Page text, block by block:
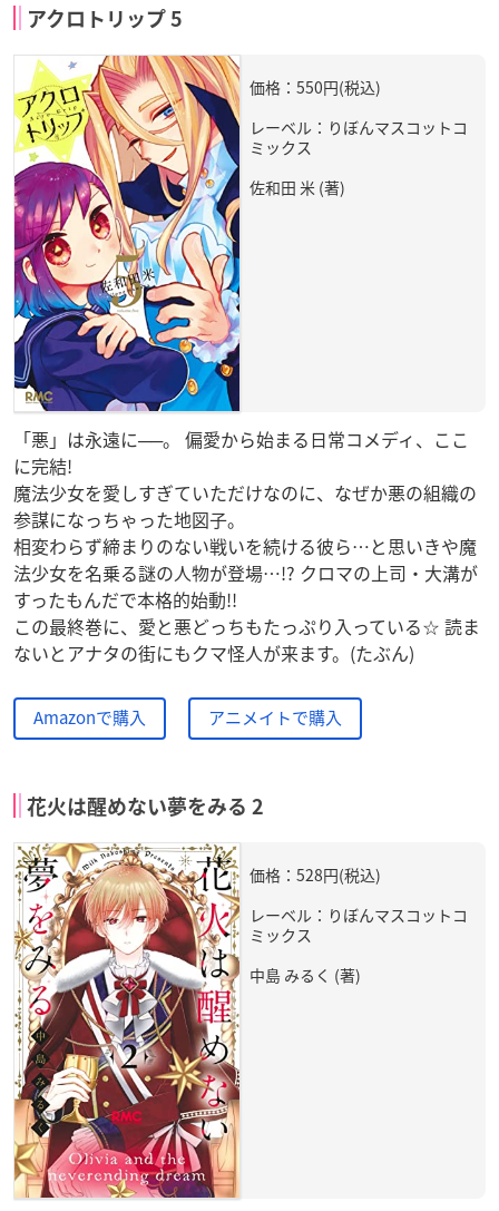
アクロトリップ 5
価格：550円(税込)
レーベル：りぼんマスコットコ
ミックス
佐和田 米 (著)
「悪」は永遠に──。 偏愛から始まる日常コメディ、ここ
に完結!
魔法少女を愛しすぎていただけなのに、なぜか悪の組織の
参謀になっちゃった地図子。
相変わらず締まりのない戦いを続ける彼ら…と思いきや魔
法少女を名乗る謎の人物が登場…!? クロマの上司・大溝が
すったもんだで本格的始動!!
この最終巻に、愛と悪どっちもたっぷり入っている☆ 読ま
ないとアナタの街にもクマ怪人が来ます。(たぶん)
Amazonで購入 アニメイトで購入
花火は醒めない夢をみる 2
価格：528円(税込)
レーベル：りぼんマスコットコ
ミックス
中島 みるく (著)